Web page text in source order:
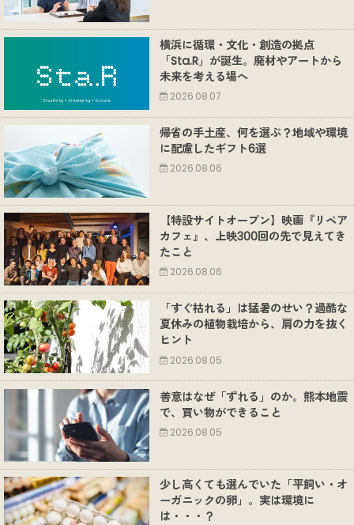
横浜に循環・文化・創造の拠点
「Sta.R」が誕生。廃材やアートから
未来を考える場へ
2026.08.07
帰省の手土産、何を選ぶ？地域や環境
に配慮したギフト6選
2026.08.06
【特設サイトオープン】映画『リペア
カフェ』、上映300回の先で見えてき
たこと
2026.08.06
「すぐ枯れる」は猛暑のせい？過酷な
夏休みの植物栽培から、肩の力を抜く
ヒント
2026.08.05
善意はなぜ「ずれる」のか。熊本地震
で、買い物ができること
2026.08.05
少し高くても選んでいた「平飼い・オ
ーガニックの卵」。実は環境に
は・・・？